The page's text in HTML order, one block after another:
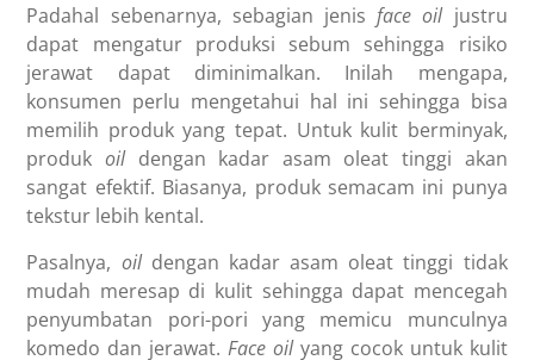
Padahal sebenarnya, sebagian jenisface oiljustru
dapat mengatur produksi sebum sehingga risiko
jerawat dapat diminimalkan. Inilah mengapa,
konsumen perlu mengetahui hal ini sehingga bisa
memilih produk yang tepat. Untuk kulit berminyak,
produk oil dengan kadar asam oleat tinggi akan
sangat efektif. Biasanya, produk semacam ini punya
tekstur lebih kental.
Pasalnya, oildengan kadar asam oleat tinggi tidak
mudah meresap di kulit sehingga dapat mencegah
penyumbatan pori-pori yang memicu munculnya
komedo dan jerawat.Face oil yang cocok untuk kulit